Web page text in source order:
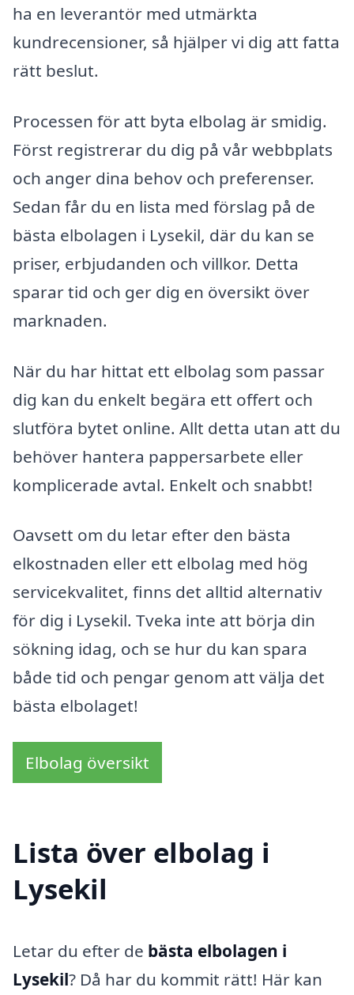
ha en leverantör med utmärkta
kundrecensioner, så hjälper vi dig att fatta
rätt beslut.
Processen för att byta elbolag är smidig.
Först registrerar du dig på vår webbplats
och anger dina behov och preferenser.
Sedan får du en lista med förslag på de
bästa elbolagen i Lysekil, där du kan se
priser, erbjudanden och villkor. Detta
sparar tid och ger dig en översikt över
marknaden.
När du har hittat ett elbolag som passar
dig kan du enkelt begära ett offert och
slutföra bytet online. Allt detta utan att du
behöver hantera pappersarbete eller
komplicerade avtal. Enkelt och snabbt!
Oavsett om du letar efter den bästa
elkostnaden eller ett elbolag med hög
servicekvalitet, finns det alltid alternativ
för dig i Lysekil. Tveka inte att börja din
sökning idag, och se hur du kan spara
både tid och pengar genom att välja det
bästa elbolaget!
Elbolag översikt
Lista över elbolag i
Lysekil
Letar du efter de bästa elbolagen i
Lysekil? Då har du kommit rätt! Här kan